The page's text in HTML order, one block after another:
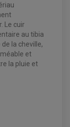
/ SSV
Le cuir
au tibia
la cheville,
et
la pluie et